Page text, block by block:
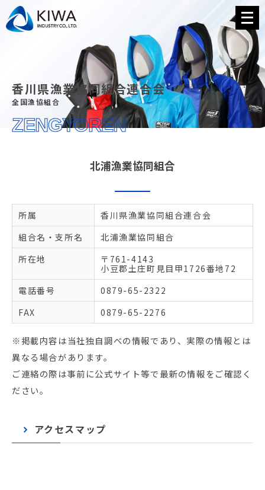
メ
ニ
ュ
ー
を
開
く
香川県漁業協同組合連合会
全国漁協組合
ZENGYOREN
北浦漁業協同組合
所属
香川県漁業協同組合連合会
組合名・支所名
北浦漁業協同組合
所在地
〒761-4143
小豆郡土庄町見目甲1726番地72
電話番号
0879-65-2322
FAX
0879-65-2276
※掲載内容は当社独自調べの情報であり、実際の情報とは
異なる場合があります。
ご連絡の際は事前に公式サイト等で最新の情報をご確認く
ださい。
アクセスマップ